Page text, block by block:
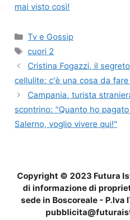
mai visto così!
Categorie
Tv e Gossip
Tag
cuori 2
Cristina Fogazzi, il
cellulite: c'è una cosa da
Campania, turista
scontrino: "Quanto ho
Salerno, voglio vivere qui!"
Copyright © 2023 Futura
di informazione di
sede in Boscoreale - P.Iva